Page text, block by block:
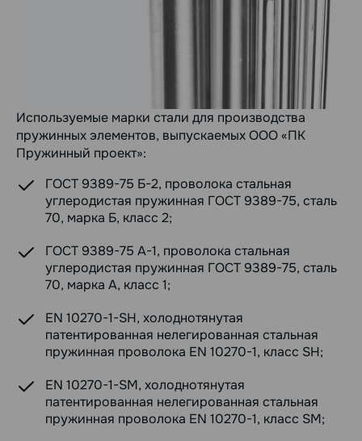
Используемые марки стали для производства
пружинных элементов, выпускаемых ООО «ПК
Пружинный проект»:
ГОСТ 9389-75 Б-2, проволока стальная
углеродистая пружинная ГОСТ 9389-75, сталь
70, марка Б, класс 2;
ГОСТ 9389-75 А-1, проволока стальная
углеродистая пружинная ГОСТ 9389-75, сталь
70, марка А, класс 1;
EN 10270-1-SH, холоднотянутая
патентированная нелегированная стальная
пружинная проволока EN 10270-1, класс SH;
EN 10270-1-SM, холоднотянутая
патентированная нелегированная стальная
пружинная проволока EN 10270-1, класс SM;